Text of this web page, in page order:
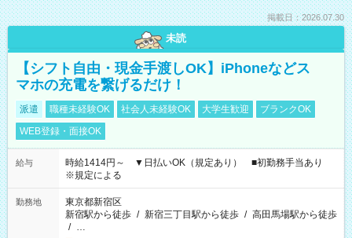
掲載日：2026.07.30
未読
【シフト自由・現金手渡しOK】iPhoneなどス
マホの充電を繋げるだけ！
派遣 職種未経験OK 社会人未経験OK 大学生歓迎
ブランクOK
WEB登録・面接OK
給与
時給1414円～ ▼日払いOK（規定あり） ■初勤務手当あり
※規定による
勤務地
東京都新宿区
新宿駅から徒歩 / 新宿三丁目駅から徒歩 / 高田馬場駅から徒歩
/ …